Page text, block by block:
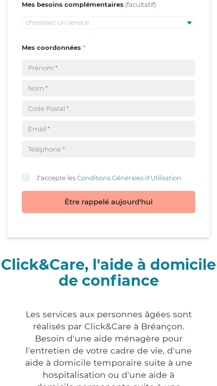
Mes besoins complémentaires
choisissez un service
Mes coordonnées
J'accepte lesConditions Générales d'Utilisation
Être rappelé aujourd'hui
Click&Care, l'aide à domicile
de confiance
Les services aux personnes âgées sont
réalisés par Click&Care à Bréançon.
Besoin d'une aide ménagère pour
l'entretien de votre cadre de vie, d'une
aide à domicile temporaire suite à une
hospitalisation ou d'une aide à